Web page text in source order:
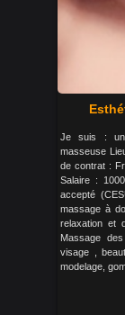
Je suis : un
masseuse
de contrat :
Salaire :
accepté
massage à
relaxation et
Massage
visage ,
modelage,